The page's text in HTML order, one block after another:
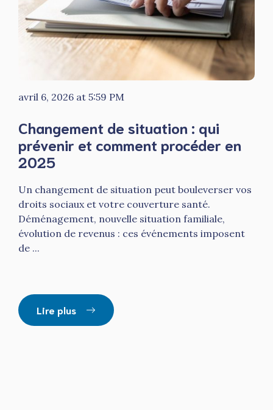
avril 6, 2026 at 5:59 PM
Changement de situation : qui
prévenir et comment procéder en
2025
Un changement de situation peut bouleverser vos
droits sociaux et votre couverture santé.
Déménagement, nouvelle situation familiale,
évolution de revenus : ces événements imposent
de ...
Lire plus